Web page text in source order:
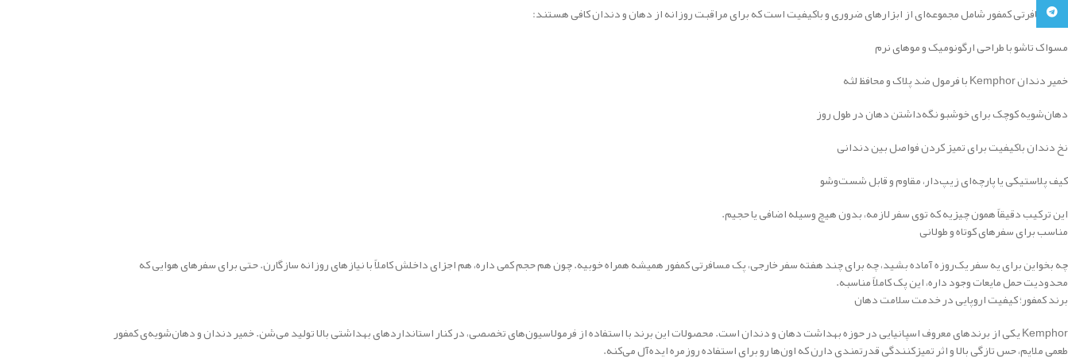
پک مسافرتی کمفور شامل مجموعه‌ای از ابزارهای ضروری و باکیفیت است که برای مراقبت روزانه از دهان و دندان کافی هستند:
مسواک تاشو با طراحی ارگونومیک و موهای نرم
خمیر دندان Kemphor با فرمول ضد پلاک و محافظ لثه
دهان‌شویه کوچک برای خوشبو نگه‌داشتن دهان در طول روز
نخ دندان باکیفیت برای تمیز کردن فواصل بین دندانی
کیف پلاستیکی یا پارچه‌ای زیپ‌دار، مقاوم و قابل شست‌وشو
این ترکیب دقیقاً همون چیزیه که توی سفر لازمه، بدون هیچ وسیله اضافی یا حجیم.
مناسب برای سفرهای کوتاه و طولانی
چه بخواین برای یه سفر یک‌روزه آماده بشید، چه برای چند هفته سفر خارجی، پک مسافرتی کمفور همیشه همراه خوبیه. چون هم حجم کمی داره، هم اجزای داخلش کاملاً با نیازهای روزانه سازگارن. حتی برای سفرهای هوایی که
محدودیت حمل مایعات وجود داره، این پک کاملاً مناسبه.
برند کمفور؛ کیفیت اروپایی در خدمت سلامت دهان
Kemphor یکی از برندهای معروف اسپانیایی در حوزه بهداشت دهان و دندان است. محصولات این برند با استفاده از فرمولاسیون‌های تخصصی، در کنار استانداردهای بهداشتی بالا تولید می‌شن. خمیر دندان و دهان‌شویه‌ی کمفور
طعمی ملایم، حس تازگی بالا و اثر تمیزکنندگی قدرتمندی دارن که اون‌ها رو برای استفاده روزمره ایده‌آل می‌کنه.
تلگرام